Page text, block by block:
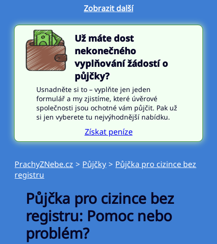
Zobrazit další
Už máte dost
nekonečného
vyplňování žádostí o
půjčky?
Usnadněte si to – vyplňte jen jeden
formulář a my zjistíme, které úvěrové
společnosti jsou ochotné vám půjčit. Pak už
si jen vyberete tu nejvýhodnější nabídku.
Získat peníze
PrachyZNebe.cz > Půjčky > Půjčka pro cizince bez
registru
Půjčka pro cizince bez
registru: Pomoc nebo
problém?